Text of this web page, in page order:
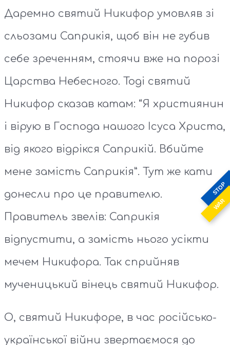
STOP
WAR
Даремно святий Никифор умовляв зі
сльозами Саприкія, щоб він не губив
себе зреченням, стоячи вже на порозі
Царства Небесного. Тоді святий
Никифор сказав катам: “Я християнин
і вірую в Господа нашого Ісуса Христа,
від якого відрікся Саприкій. Вбийте
мене замість Саприкія”. Тут же кати
донесли про це правителю.
Правитель звелів: Саприкія
відпустити, а замість нього усікти
мечем Никифора. Так сприйняв
мученицький вінець святий Никифор.
О, святий Никифоре, в час російсько-
української війни звертаємося до